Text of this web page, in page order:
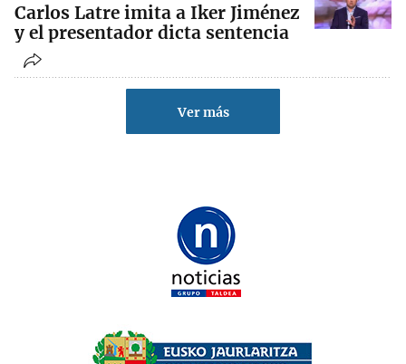
Carlos Latre imita a Iker Jiménez
y el presentador dicta sentencia
Ver más